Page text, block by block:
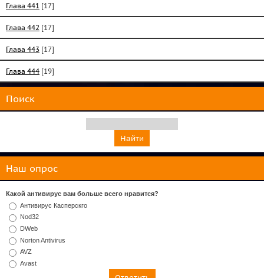
Глава 441 [17]
Глава 442 [17]
Глава 443 [17]
Глава 444 [19]
Поиск
Наш опрос
Какой антивирус вам больше всего нравится?
Антивирус Касперскго
Nod32
DWeb
Norton Antivirus
AVZ
Avast